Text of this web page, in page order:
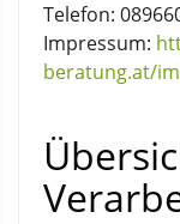
Telefon:
Impressum:
beratung.at/